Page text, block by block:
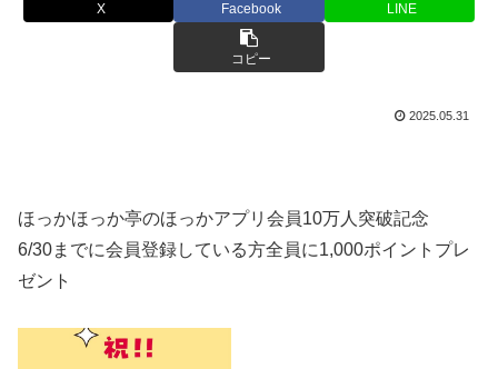
X Facebook LINE
コピー
2025.05.31
ほっかほっか亭のほっかアプリ会員10万人突破記念
6/30までに会員登録している方全員に1,000ポイントプレ
ゼント